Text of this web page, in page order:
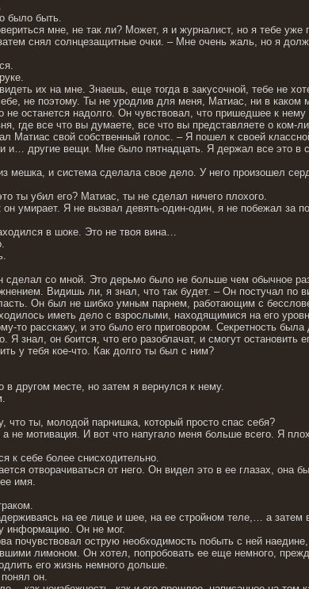
было быть.
мне, не так ли? Может, я и журналист, но я тебе уже
снял солнцезащитные очки. – Мне очень жаль, но я
их на мне. Знаешь, еще тогда в закусочной, тебе не
не поэтому. Ты не уродлив для меня, Матиас, ни в каком
не останется надолго. Он чувствовал, что пришедшее к
где все что вы думаете, все что вы представляете о
Матиас свой собственный голос. – Я пошел к своей
и… другие вещи. Мне было пятнадцать. Я держал все это в
мешка, и система сделала свое дело. У него произошел
ты убил его? Матиас, ты не сделал ничего плохого.
умирает. Я не вызвал девять-один-один, я не побежал за
в шоке. Это не твоя вина…
сделал со мной. Это дерьмо было не больше чем обычное
Видишь ли, я знал, что так будет. – Он постучал по
Он был не шибко умным парнем, работающим с
иметь дело с взрослыми, находящимися на его
то расскажу, и это было его приговором. Секретность
Я знал, он боится, что его разоблачат, и смогут
у тебя кое-что. Как долго ты был с ним?
в другом месте, но затем я вернулся к нему.
что ты, молодой парнишка, который просто спас себя?
не мотивация. И вот что напугало меня больше всего. Я
к себе более снисходительно.
отворачиваться от него. Он видел это в ее глазах, она
имя.
на ее лице и шее, на ее стройном теле,… а затем
информацию. Он не мог.
почувствовал острую необходимость побыть с ней
лимоном. Он хотел, попробовать ее еще немного,
его жизнь немного дольше.
понял он.